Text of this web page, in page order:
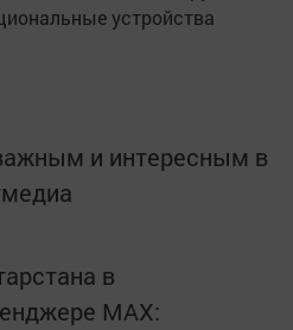
устройства
и интересным в
в
MАХ: